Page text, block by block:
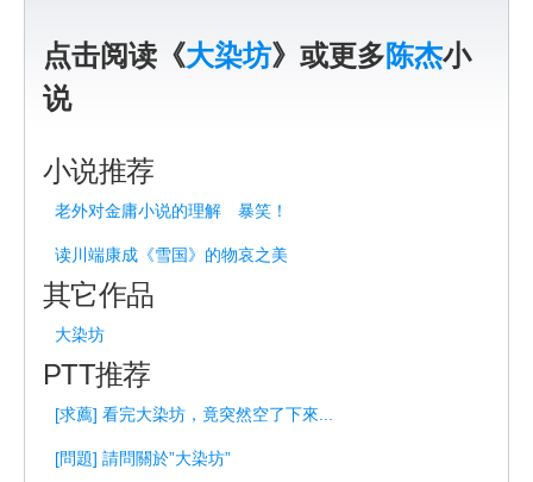
点击阅读《大染坊》或更多陈杰小
说
小说推荐
老外对金庸小说的理解 暴笑！
读川端康成《雪国》的物哀之美
其它作品
大染坊
PTT推荐
[求薦] 看完大染坊，竟突然空了下來...
[問題] 請問關於”大染坊”